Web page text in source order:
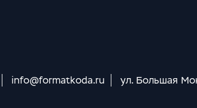
info@formatkoda.ru ул. Большая